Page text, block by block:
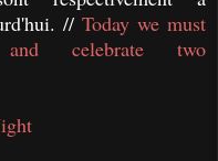
// Today we must
and celebrate two